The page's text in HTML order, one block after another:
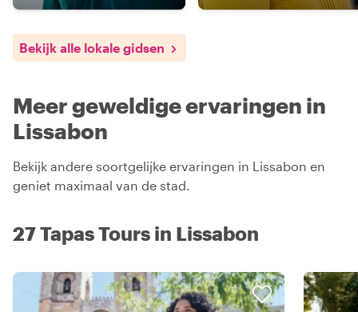
Bekijk alle lokale gidsen
Meer geweldige ervaringen in
Lissabon
Bekijk andere soortgelijke ervaringen in Lissabon en
geniet maximaal van de stad.
27 Tapas Tours in Lissabon